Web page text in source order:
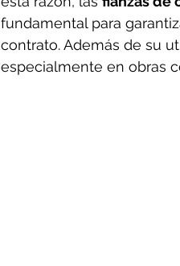
fundamental para
contrato. Además de su
especialmente en obras